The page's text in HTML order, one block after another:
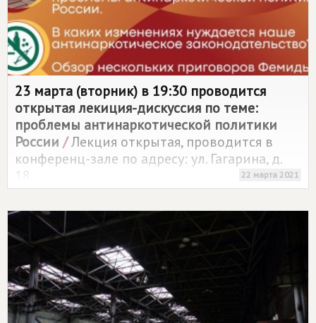
НЕ поддержали – КПРФ и ЛДПР
23 марта (вторник) в 19:30 проводится
открытая лекиция-дискуссия по теме:
проблемы антинаркотической политики
России /Лекция открытая, проводится в
конференц-зале по адресу: ул. Гагарина, д.
18.
22 марта 2021